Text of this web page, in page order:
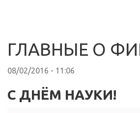
ГЛАВНЫЕ О
08/02/2016 - 11:06
C ДНЁМ НАУКИ!